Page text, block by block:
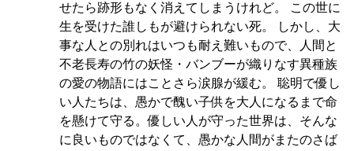
せたら跡形もなく消えてしまうけれど。 この世に
生を受けた誰しもが避けられない死。 しかし、大
事な人との別れはいつも耐え難いもので、人間と
不老長寿の竹の妖怪・バンブーが織りなす異種族
の愛の物語にはことさら涙腺が緩む。 聡明で優し
い人たちは、愚かで醜い子供を大人になるまで命
を懸けて守る。優しい人が守った世界は、そんな
に良いものではなくて、愚かな人間がまたのさば